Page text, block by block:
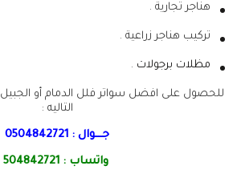
هناجر تجارية .
تركيب هناجر زراعية .
مظلات برجولات .
للحصول على افضل سواتر فلل الدمام أو الجبيل
التاليه :
جـــوال : 0504842721
واتساب :504842721